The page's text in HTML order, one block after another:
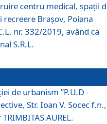
centru medical, spații
Brașov, Poiana
nr. 332/2019, având ca
S.R.L.
de urbanism ”P.U.D -
Str. Ioan V. Socec f.n.,
AUREL.